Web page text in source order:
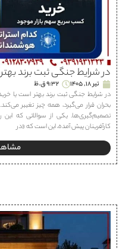
در شرایط جنگی ثبت برند
تیر 18, 1405
9:32 ق.ظ
در شرایط جنگی ثبت برند بهتر است یا
بحران قرار می‌گیرد، همه چیز تغییر
تصمیم‌گیری‌ها. یکی از سوالاتی که این
کارآفرینان پیش آمده، این است که «در